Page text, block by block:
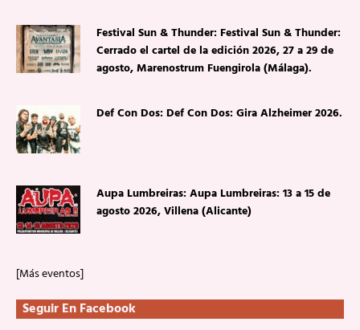
Festival Sun & Thunder: Festival Sun & Thunder:
Cerrado el cartel de la edición 2026, 27 a 29 de
agosto, Marenostrum Fuengirola (Málaga).
Def Con Dos: Def Con Dos: Gira Alzheimer 2026.
Aupa Lumbreiras: Aupa Lumbreiras: 13 a 15 de
agosto 2026, Villena (Alicante)
[Más eventos]
Seguir En Facebook